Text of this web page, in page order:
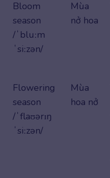
Bloom
season
/ˈbluːm
ˈsiːzən/
Mùa
nở hoa
Flowering
season
/ˈflaʊərɪŋ
ˈsiːzən/
Mùa
hoa nở